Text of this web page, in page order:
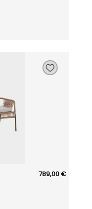
789,00 €